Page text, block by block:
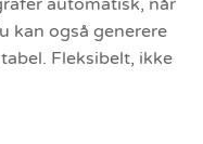
kan også generere
Fleksibelt, ikke